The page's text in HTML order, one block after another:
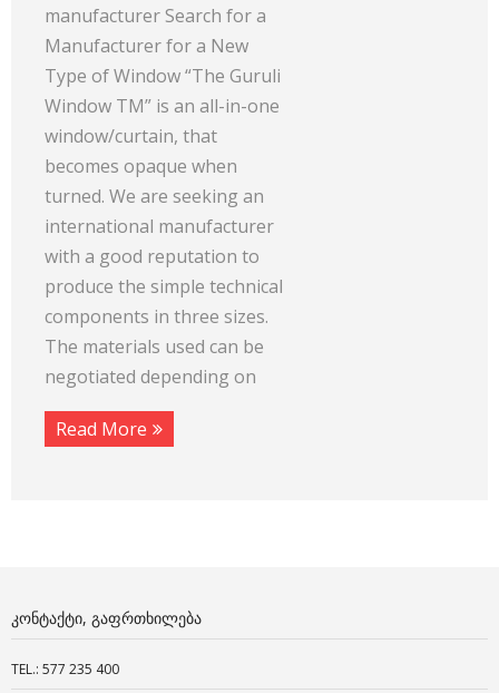
manufacturer Search for a
Manufacturer for a New
Type of Window “The Guruli
Window TM” is an all-in-one
window/curtain, that
becomes opaque when
turned. We are seeking an
international manufacturer
with a good reputation to
produce the simple technical
components in three sizes.
The materials used can be
negotiated depending on
Read More
ᲙᲝᲜᲢᲐᲥᲢᲘ, ᲒᲐᲤᲠᲗᲮᲘᲚᲔᲑᲐ
TEL.: 577 235 400